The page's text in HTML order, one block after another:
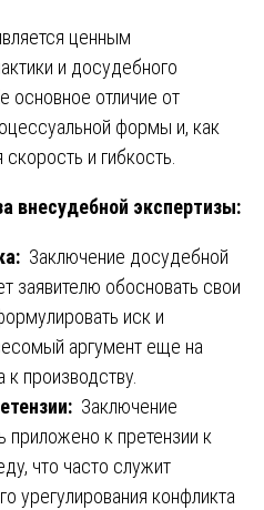
ценным
и досудебного
основное отличие от
формы и, как
и гибкость.
внесудебной экспертизы:
Заключение досудебной
заявителю обосновать свои
иск и
аргумент еще на
к производству.
Заключение
приложено к претензии к
что часто служит
урегулирования конфликта